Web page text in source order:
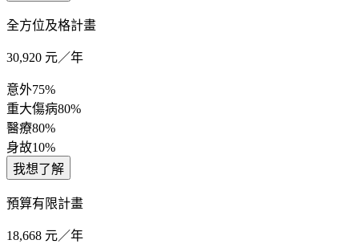
全方位及格計畫
30,920 元／年
意外75%
重大傷病80%
醫療80%
身故10%
我想了解
預算有限計畫
18,668 元／年